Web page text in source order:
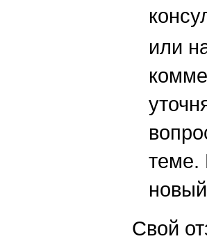
или
теме.
Свой